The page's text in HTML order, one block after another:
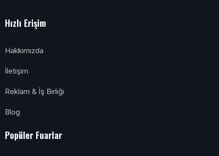
Hızlı Erişim
Hakkımızda
İletişim
Reklam & İş Birliği
Blog
Popüler Fuarlar